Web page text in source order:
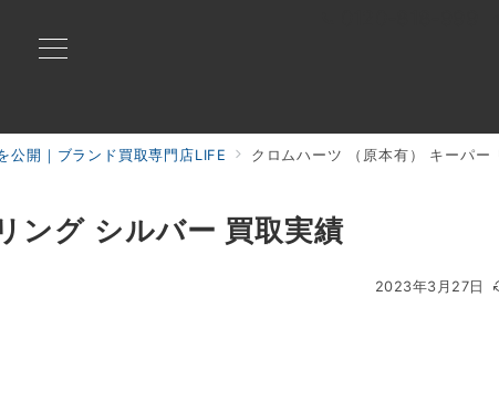
公開｜ブランド買取専門店LIFE クロムハーツ （原本有） キーパー
ング シルバー 買取実績
2023年3月27日